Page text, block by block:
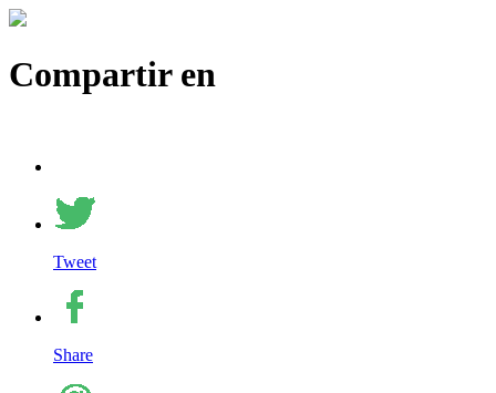
Compartir en
Tweet
Share